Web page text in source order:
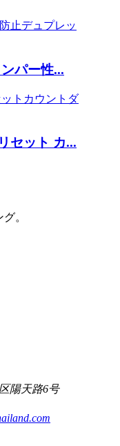
パー性...
セット カ...
。
陽天路6号